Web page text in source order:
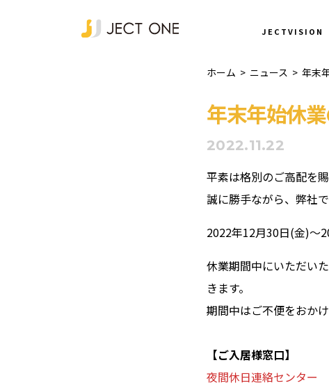
JECTVISION
ホーム > ニュース > 年末
年末年始休
2022.11.22
平素は格別のご高配を
誠に勝手ながら、弊社
2022年12月30日(金)～
休業期間中にいただい
きます。
期間中はご不便をおか
【ご入居様窓口】
夜間休日連絡センター